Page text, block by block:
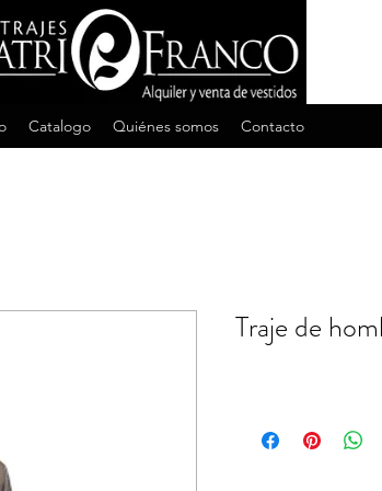
Catalogo Quiénes somos Contacto
Traje de